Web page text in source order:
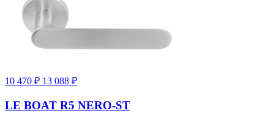
10 470 ₽ 13 088 ₽
LE BOAT R5 NERO-ST